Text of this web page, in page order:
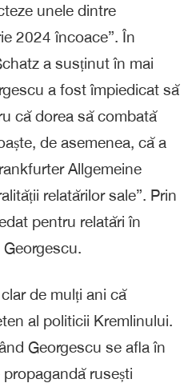
unele dintre
2024 încoace”. În
a susținut în mai
a fost împiedicat să
că dorea să combată
de asemenea, că a
Allgemeine
relatărilor sale”. Prin
pentru relatări în
de mulți ani că
al politicii Kremlinului.
Georgescu se afla în
rusești